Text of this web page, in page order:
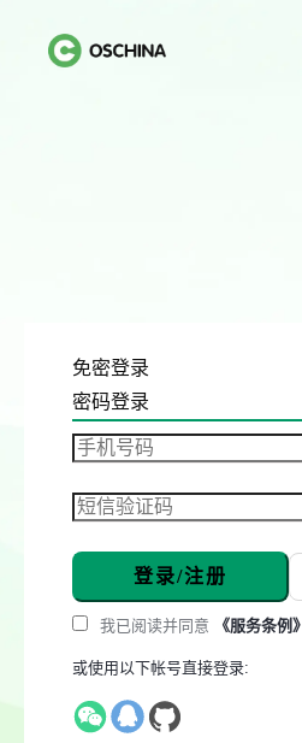
免密登录
密码登录
登录/注册
我已阅读并同意 《服务条例》
或使用以下帐号直接登录: